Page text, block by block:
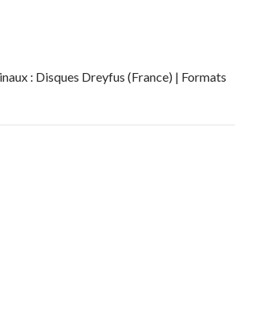
: Disques Dreyfus (France) | Formats